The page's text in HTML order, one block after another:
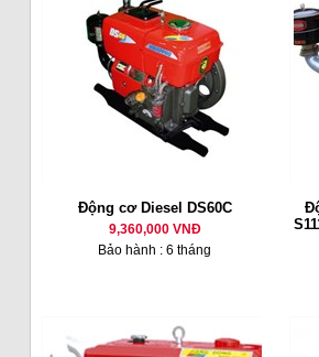
Động cơ Diesel DS60C
9,360,000 VNĐ
Bảo hành : 6 tháng